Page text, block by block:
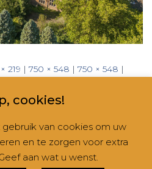
219 | 750 × 548 | 750 × 548 |
RUBRIEKEN
cookies!
van cookies om uw
en te zorgen voor extra
aan wat u wenst.